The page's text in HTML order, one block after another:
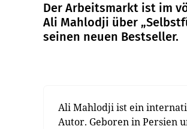
Der Arbeitsmarkt ist im
Ali Mahlodji über
seinen neuen Bestseller.
Ali Mahlodji ist ein
Autor. Geboren in Persien